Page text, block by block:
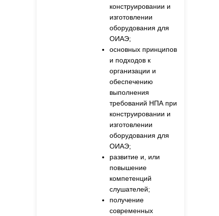
конструировании и
изготовлении
оборудования для
ОИАЭ;
основных принципов
и подходов к
организации и
обеспечению
выполнения
требований НПА при
конструировании и
изготовлении
оборудования для
ОИАЭ;
развитие и, или
повышение
компетенций
слушателей;
получение
современных